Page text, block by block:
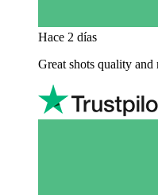
Hace 2 días
Great shots quality and